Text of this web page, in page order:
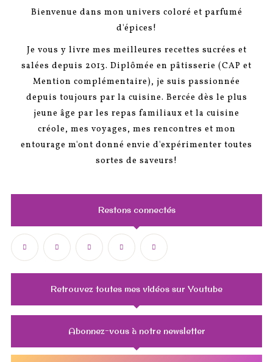
Bienvenue dans mon univers coloré et parfumé
d'épices!
Je vous y livre mes meilleures recettes sucrées et
salées depuis 2013. Diplômée en pâtisserie (CAP et
Mention complémentaire), je suis passionnée
depuis toujours par la cuisine. Bercée dès le plus
jeune âge par les repas familiaux et la cuisine
créole, mes voyages, mes rencontres et mon
entourage m'ont donné envie d'expérimenter toutes
sortes de saveurs!
Restons connectés
Retrouvez toutes mes vidéos sur Youtube
Abonnez-vous à notre newsletter